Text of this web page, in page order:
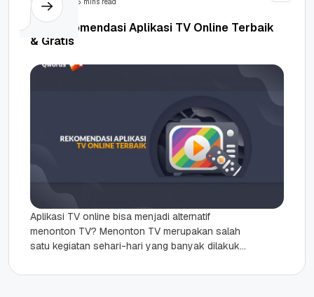
10+ Rekomendasi Aplikasi TV Online Terbaik
& Gratis
Aplikasi TV online bisa menjadi alternatif
menonton TV? Menonton TV merupakan salah
satu kegiatan sehari-hari yang banyak dilakukan
media...